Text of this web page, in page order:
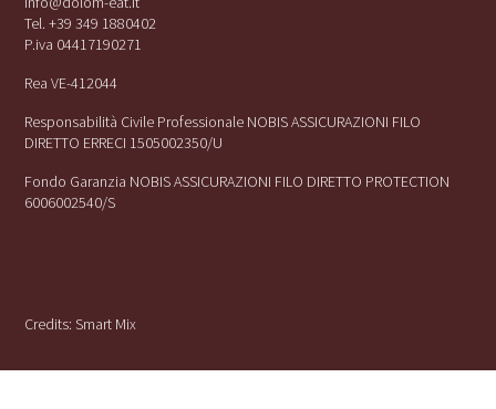
Tel. +39 349 1880402
P.iva 04417190271
Rea VE-412044
Responsabilità Civile Professionale NOBIS ASSICURAZIONI FILO
DIRETTO ERRECI 1505002350/U
Fondo Garanzia NOBIS ASSICURAZIONI FILO DIRETTO PROTECTION
6006002540/S
Credits:Smart Mix